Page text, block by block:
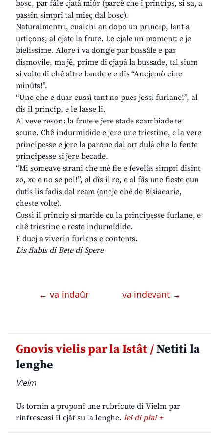
bosc, par fâle cjatâ miôr (parcè che i princips, si sa, a
passin simpri tal mieç dal bosc).
Naturalmentri, cualchi an dopo un princip, lant a
urtiçons, al cjate la frute. Le cjale un moment: e je
bielissime. Alore i va dongje par bussâle e par
dismovile, ma jê, prime di cjapâ la bussade, tal sium
si volte di chê altre bande e e dîs “Ancjemò cinc
minûts!”.
“Une che e duar cussì tant no pues jessi furlane!”, al
dîs il princip, e le lasse li.
Al veve reson: la frute e jere stade scambiade te
scune. Chê indurmidide e jere une triestine, e la vere
principesse e jere la parone dal ort dulà che la fente
principesse si jere becade.
“Mi someave strani che mê fie e fevelàs simpri disint
zo, xe e no se pol!”, al dîs il re, e al fâs une fieste cun
dutis lis fadis dal ream (ancje chê de Bisiacarie,
cheste volte).
Cussì il princip si maride cu la principesse furlane, e
chê triestine e reste indurmidide.
E ducj a viverin furlans e contents.
Lis flabis di Bete di Spere
← va indaûr va indevant →
Gnovis vielis par la Istât /Netiti la
lenghe
Vielm
Us tornin a proponi une rubricute di Vielm par
rinfrescasi il cjâf su la lenghe. lei di plui +